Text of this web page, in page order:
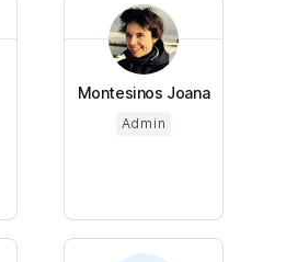
Montesinos Joana
Admin